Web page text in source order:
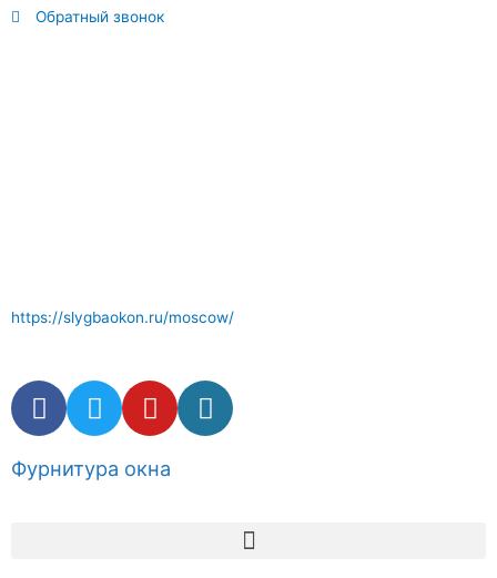
https://slygbaokon.ru/moscow/
Обратный звонок
Фурнитура окна